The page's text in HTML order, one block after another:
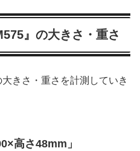
』の大きさ・重さ
きさ・重さを計測していき
高さ48mm」